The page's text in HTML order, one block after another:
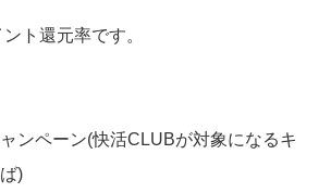
ト還元率です。
ンペーン(快活CLUBが対象になるキ
)